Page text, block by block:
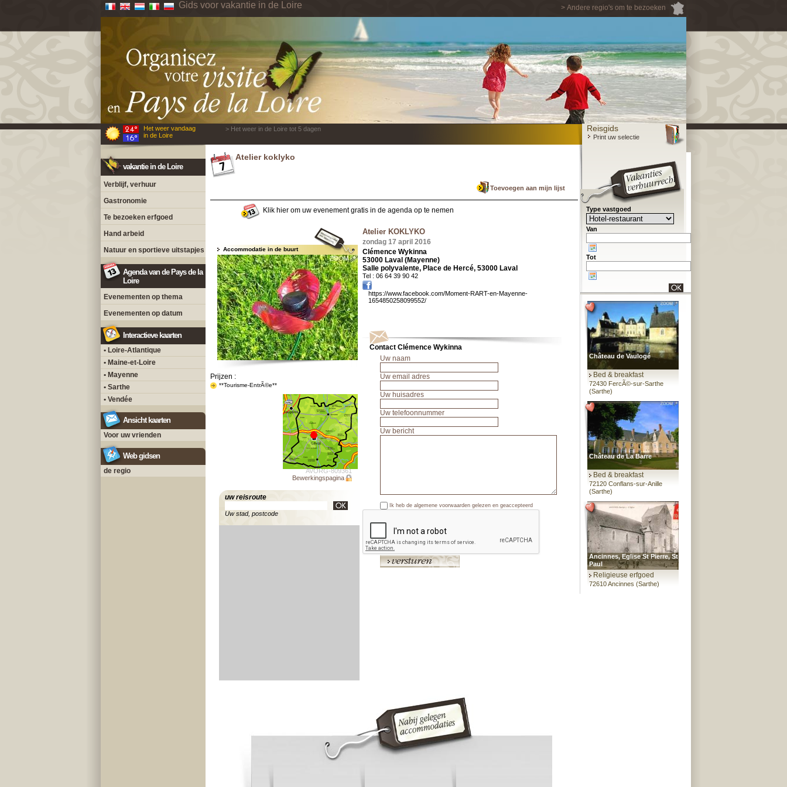
> Andere regio's om te bezoeken
Gids voor vakantie in de Loire
Het weer vandaag
in de Loire
> Het weer in de Loire tot 5 dagen Reisgids
Print uw selectie
vakantie in de Loire
Verblijf, verhuur
Gastronomie
Te bezoeken erfgoed
Hand arbeid
Natuur en sportieve uitstapjes
Agenda van de Pays de la
Loire
Evenementen op thema
Evenementen op datum
Interactieve kaarten
• Loire-Atlantique
• Maine-et-Loire
• Mayenne
• Sarthe
• Vendée
Ansicht kaarten
Voor uw vrienden
Web gidsen
de regio
Atelier koklyko
Toevoegen aan mijn lijst
Klik hier om uw evenement gratis in de agenda op te nemen
Accommodatie in de buurt
Prijzen :
**Tourisme-EntrÃ©e**
AVORG-809361
Bewerkingspagina
uw reisroute
Uw stad, postcode
Atelier KOKLYKO
zondag 17 april 2016
Clémence Wykinna
53000 Laval (Mayenne)
Salle polyvalente, Place de Hercé, 53000 Laval
Tel : 06 64 39 90 42
https://www.facebook.com/Moment-RART-en-Mayenne-
1654850258099552/
Contact Clémence Wykinna
Uw naam
Uw email adres
Uw huisadres
Uw telefoonnummer
Uw bericht
Ik heb de algemene voorwaarden gelezen en geaccepteerd
Type vastgoed
Van
Tot
Château de Vaulogé
Bed & breakfast
72430 FercÃ©-sur-Sarthe
(Sarthe)
Château de La Barre
Bed & breakfast
72120 Conflans-sur-Anille
(Sarthe)
Ancinnes, Eglise St Pierre, St
Paul
Religieuse erfgoed
72610 Ancinnes (Sarthe)